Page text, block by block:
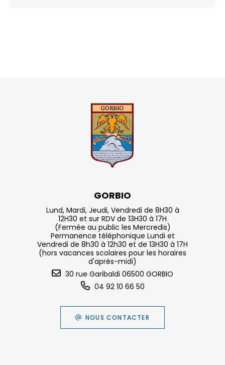
GORBIO
Lund, Mardi, Jeudi, Vendredi de 8H30 à
12H30 et sur RDV de 13H30 à 17H
(Fermée au public les Mercredis)
Permanence téléphonique Lundi et
Vendredi de 8h30 à 12h30 et de 13H30 à 17H
(hors vacances scolaires pour les horaires
d'après-midi)
30 rue Garibaldi 06500 GORBIO
04 92 10 66 50
NOUS CONTACTER